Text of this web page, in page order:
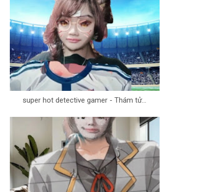
super hot detective gamer - Thám tử...